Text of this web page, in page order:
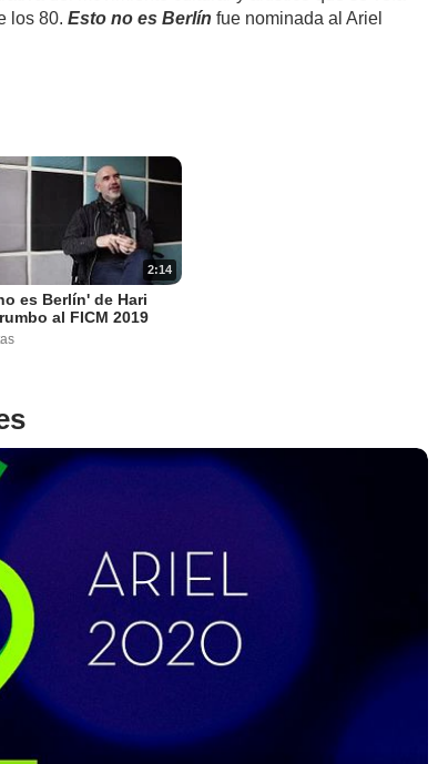
los 80. Esto no es Berlín fue nominada al Ariel
2:14
es Berlín' de Hari
al FICM 2019